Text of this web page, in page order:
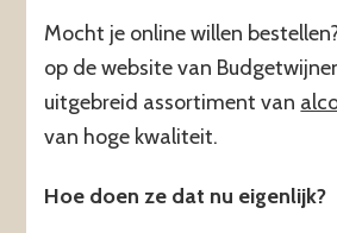
Mocht je online willen
op de website van
uitgebreid assortiment van
van hoge kwaliteit.
Hoe doen ze dat nu eigenlijk?